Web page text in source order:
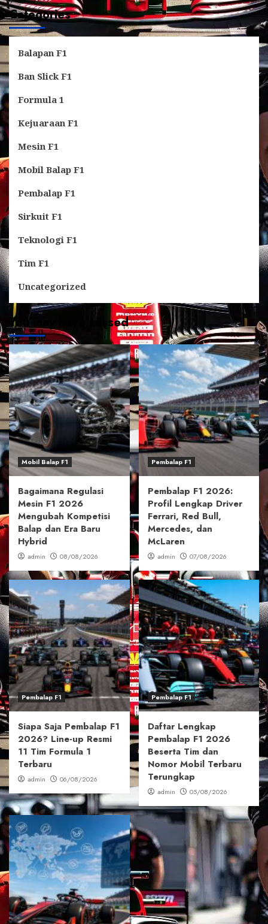
Categories
Balapan F1
Ban Slick F1
Formula 1
Kejuaraan F1
Mesin F1
Mobil Balap F1
Pembalap F1
Sirkuit F1
Teknologi F1
Tim F1
Uncategorized
You may have missed
Mobil Balap F1
Bagaimana Regulasi
Mesin F1 2026
Mengubah Kompetisi
Balap dan Era Baru
Hybrid
admin 08/08/2026
Pembalap F1
Pembalap F1 2026:
Profil Lengkap Driver
Ferrari, Red Bull,
Mercedes, dan
McLaren
admin 07/08/2026
Pembalap F1
Siapa Saja Pembalap F1
2026? Line-up Resmi
11 Tim Formula 1
Terbaru
admin 06/08/2026
Pembalap F1
Daftar Lengkap
Pembalap F1 2026
Beserta Tim dan
Nomor Mobil Terbaru
Terungkap
admin 05/08/2026